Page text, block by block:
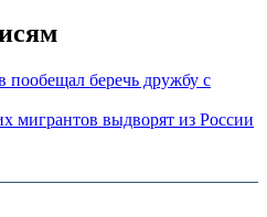
пообещал беречь дружбу с
мигрантов выдворят из России